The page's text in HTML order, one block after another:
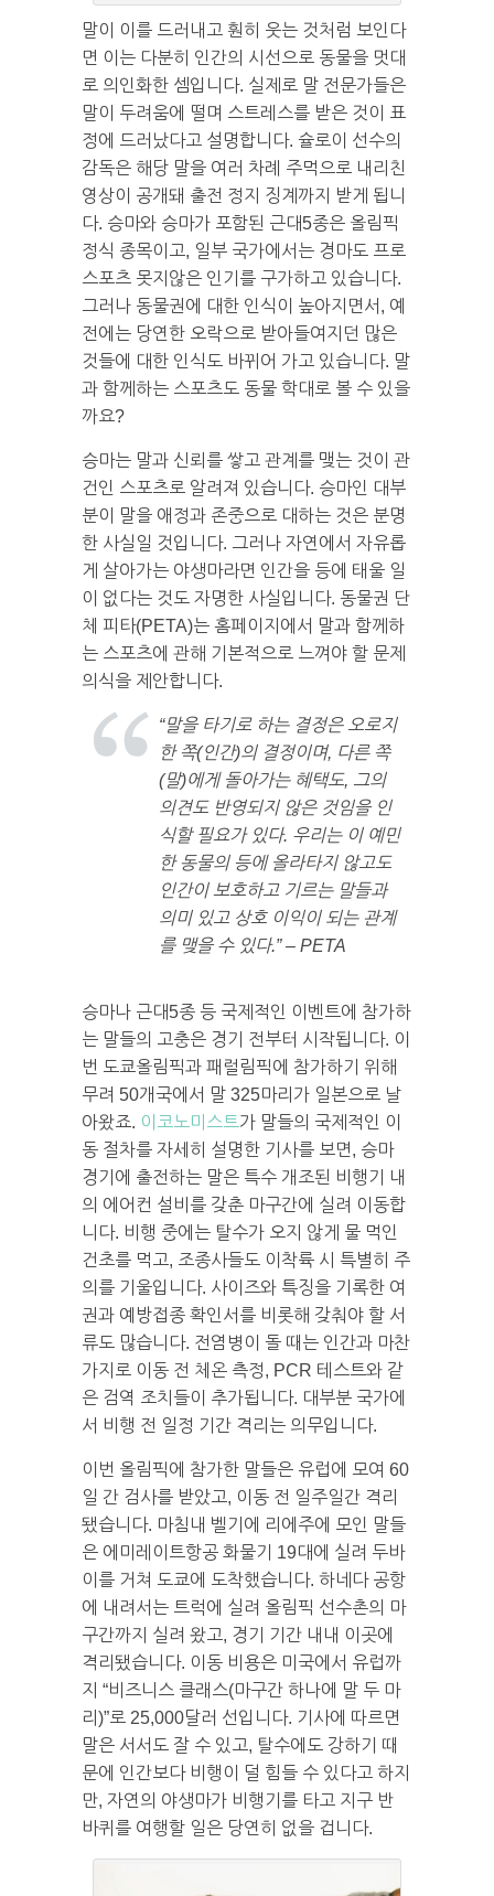
말이 이를 드러내고 훤히 웃는 것처럼 보인다
면 이는 다분히 인간의 시선으로 동물을 멋대
로 의인화한 셈입니다. 실제로 말 전문가들은
말이 두려움에 떨며 스트레스를 받은 것이 표
정에 드러났다고 설명합니다. 슐로이 선수의
감독은 해당 말을 여러 차례 주먹으로 내리친
영상이 공개돼 출전 정지 징계까지 받게 됩니
다. 승마와 승마가 포함된 근대5종은 올림픽
정식 종목이고, 일부 국가에서는 경마도 프로
스포츠 못지않은 인기를 구가하고 있습니다.
그러나 동물권에 대한 인식이 높아지면서, 예
전에는 당연한 오락으로 받아들여지던 많은
것들에 대한 인식도 바뀌어 가고 있습니다. 말
과 함께하는 스포츠도 동물 학대로 볼 수 있을
까요?
승마는 말과 신뢰를 쌓고 관계를 맺는 것이 관
건인 스포츠로 알려져 있습니다. 승마인 대부
분이 말을 애정과 존중으로 대하는 것은 분명
한 사실일 것입니다. 그러나 자연에서 자유롭
게 살아가는 야생마라면 인간을 등에 태울 일
이 없다는 것도 자명한 사실입니다. 동물권 단
체 피타(PETA)는 홈페이지에서 말과 함께하
는 스포츠에 관해 기본적으로 느껴야 할 문제
의식을 제안합니다.
“말을 타기로 하는 결정은 오로지
한 쪽(인간)의 결정이며, 다른 쪽
(말)에게 돌아가는 혜택도, 그의
의견도 반영되지 않은 것임을 인
식할 필요가 있다. 우리는 이 예민
한 동물의 등에 올라타지 않고도
인간이 보호하고 기르는 말들과
의미 있고 상호 이익이 되는 관계
를 맺을 수 있다.” – PETA
승마나 근대5종 등 국제적인 이벤트에 참가하
는 말들의 고충은 경기 전부터 시작됩니다. 이
번 도쿄올림픽과 패럴림픽에 참가하기 위해
무려 50개국에서 말 325마리가 일본으로 날
아왔죠. 이코노미스트가 말들의 국제적인 이
동 절차를 자세히 설명한 기사를 보면, 승마
경기에 출전하는 말은 특수 개조된 비행기 내
의 에어컨 설비를 갖춘 마구간에 실려 이동합
니다. 비행 중에는 탈수가 오지 않게 물 먹인
건초를 먹고, 조종사들도 이착륙 시 특별히 주
의를 기울입니다. 사이즈와 특징을 기록한 여
권과 예방접종 확인서를 비롯해 갖춰야 할 서
류도 많습니다. 전염병이 돌 때는 인간과 마찬
가지로 이동 전 체온 측정, PCR 테스트와 같
은 검역 조치들이 추가됩니다. 대부분 국가에
서 비행 전 일정 기간 격리는 의무입니다.
이번 올림픽에 참가한 말들은 유럽에 모여 60
일 간 검사를 받았고, 이동 전 일주일간 격리
됐습니다. 마침내 벨기에 리에주에 모인 말들
은 에미레이트항공 화물기 19대에 실려 두바
이를 거쳐 도쿄에 도착했습니다. 하네다 공항
에 내려서는 트럭에 실려 올림픽 선수촌의 마
구간까지 실려 왔고, 경기 기간 내내 이곳에
격리됐습니다. 이동 비용은 미국에서 유럽까
지 “비즈니스 클래스(마구간 하나에 말 두 마
리)”로 25,000달러 선입니다. 기사에 따르면
말은 서서도 잘 수 있고, 탈수에도 강하기 때
문에 인간보다 비행이 덜 힘들 수 있다고 하지
만, 자연의 야생마가 비행기를 타고 지구 반
바퀴를 여행할 일은 당연히 없을 겁니다.